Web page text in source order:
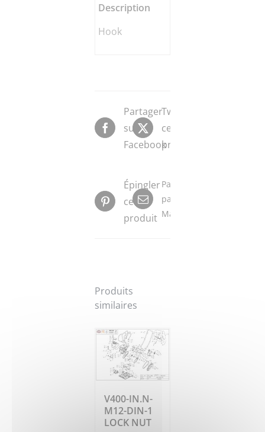
Description
Hook
Partager
sur
Facebook
Tweeter
ce
produit
Épingler
ce
produit
Partager
par
Mail
Produits
similaires
V400-IN.N-
M12-DIN-1
LOCK NUT